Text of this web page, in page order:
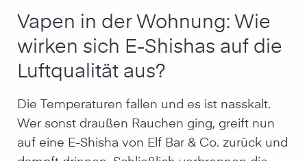
Vapen in der Wohnung: Wie
wirken sich E-Shishas auf die
Luftqualität aus?
Die Temperaturen fallen und es ist nasskalt.
Wer sonst draußen Rauchen ging, greift nun
auf eine E-Shisha von Elf Bar & Co. zurück und